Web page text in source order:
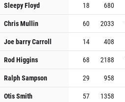
Sleepy Floyd 18 680
Chris Mullin
60 2033
Joe barry Carroll
14 408
Rod Higgins
68 2188
Ralph Sampson
29 958
Otis Smith
57 1358